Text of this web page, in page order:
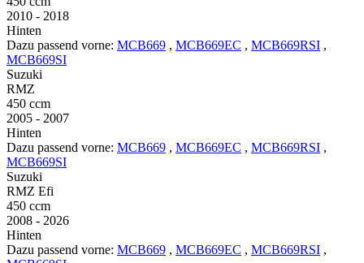
2010 - 2018
Hinten
Dazu passend vorne: MCB669 , MCB669EC , MCB669RSI ,
MCB669SI
Suzuki
RMZ
450 ccm
2005 - 2007
Hinten
Dazu passend vorne: MCB669 , MCB669EC , MCB669RSI ,
MCB669SI
Suzuki
RMZ Efi
450 ccm
2008 - 2026
Hinten
Dazu passend vorne: MCB669 , MCB669EC , MCB669RSI ,